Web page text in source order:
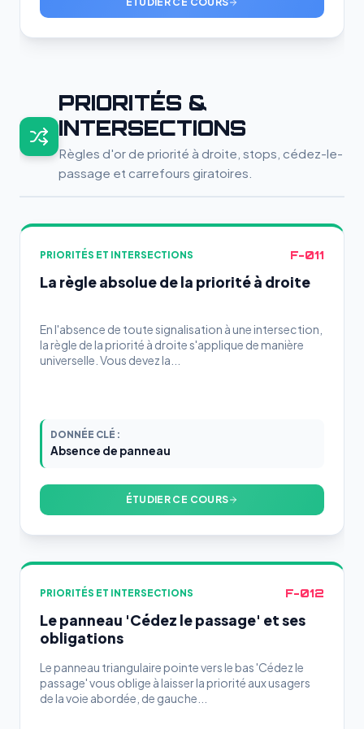
PRIORITÉS &
INTERSECTIONS
Règles d'or de priorité à droite, stops, cédez-le-
passage et carrefours giratoires.
PRIORITÉS ET INTERSECTIONS F-011
La règle absolue de la priorité à droite
En l'absence de toute signalisation à une intersection,
la règle de la priorité à droite s'applique de manière
universelle. Vous devez la...
DONNÉE CLÉ :
Absence de panneau
ÉTUDIER CE COURS
PRIORITÉS ET INTERSECTIONS F-012
Le panneau 'Cédez le passage' et ses
obligations
Le panneau triangulaire pointe vers le bas 'Cédez le
passage' vous oblige à laisser la priorité aux usagers
de la voie abordée, de gauche...